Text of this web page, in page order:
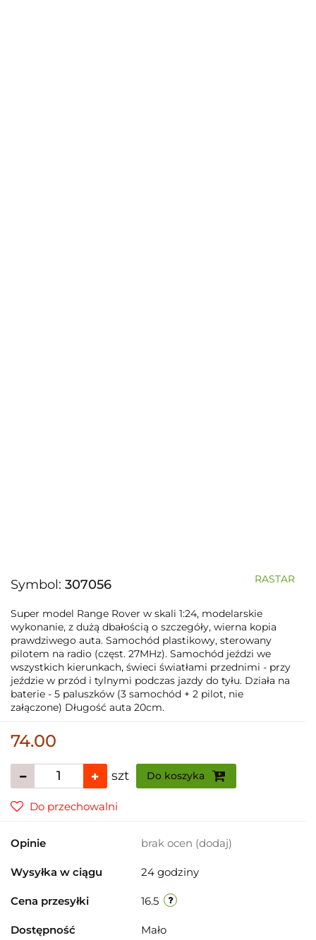
Symbol: 307056 RASTAR
Super model Range Rover w skali 1:24, modelarskie
wykonanie, z dużą dbałością o szczegóły, wierna kopia
prawdziwego auta. Samochód plastikowy, sterowany
pilotem na radio (częst. 27MHz). Samochód jeździ we
wszystkich kierunkach, świeci światłami przednimi - przy
jeździe w przód i tylnymi podczas jazdy do tyłu. Działa na
baterie - 5 paluszków (3 samochód + 2 pilot, nie
załączone) Długość auta 20cm.
74.00
szt Do koszyka
Do przechowalni
Opinie brak ocen (dodaj)
Wysyłka w ciągu 24 godziny
Cena przesyłki 16.5
Dostępność Mało